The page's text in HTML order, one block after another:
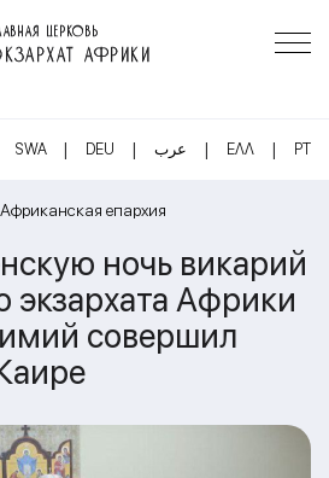
ЦЕРКОВЬ
АФРИКИ
SWA | DEU | عرب | ΕΛΛ | PT
епархия
ночь викарий
экзархата Африки
совершил